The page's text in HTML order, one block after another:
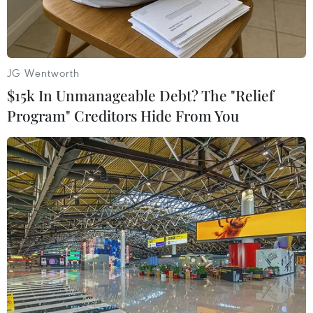
PSG liệu có thể tạo nên bất ngờ khi thiếu Ibrahimovic? (Nguồn:
Getty)
Đêm nay, các trận đấu thuộc lượt 2, vòng bảng
UEFA Champions League 2014-2015 các bảng E,
F, G, H sẽ chính thức diễn ra.
JG Wentworth
$15k In Unmanageable Debt? The "Relief
Program" Creditors Hide From You